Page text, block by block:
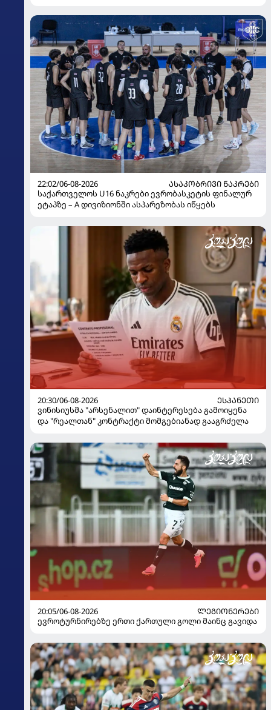
22:02/06-08-2026
ᲐᲡᲐᲙᲝᲑᲠᲘᲕᲘ ᲜᲐᲙᲠᲔᲑᲘ
საქართველოს U16 ნაკრები ევრობასკეტის ფინალურ
ეტაპზე – A დივიზიონში ასპარეზობას იწყებს
20:30/06-08-2026
ᲔᲡᲞᲐᲜᲔᲗᲘ
ვინისიუსმა "არსენალით" დაინტერესება გამოიყენა
და "რეალთან" კონტრაქტი მომგებიანად გააგრძელა
20:05/06-08-2026
ᲚᲔᲒᲘᲝᲜᲔᲠᲔᲑᲘ
ევროტურნირებზე ერთი ქართული გოლი მაინც გავიდა